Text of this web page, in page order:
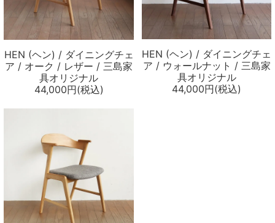
配送料について
ラッピングについて
メールマガジン
Instagram
HEN (ヘン) / ダイニングチェ
ア / オーク / レザー / 三島家
具オリジナル
44,000円(税込)
HEN (ヘン) / ダイニングチェ
ア / ウォールナット / 三島家
具オリジナル
44,000円(税込)